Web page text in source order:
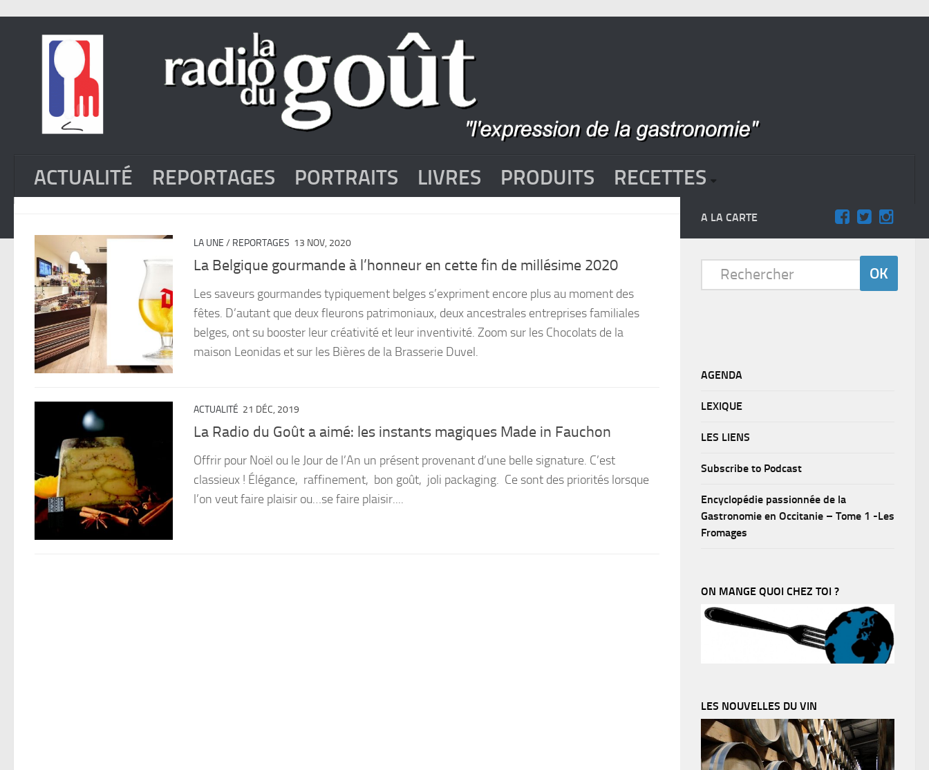
ACTUALITÉ REPORTAGES PORTRAITS LIVRES PRODUITS RECETTES
LA UNE / REPORTAGES 13 NOV, 2020
La Belgique gourmande à l’honneur en cette fin de millésime 2020
Les saveurs gourmandes typiquement belges s’expriment encore plus au moment des
fêtes. D’autant que deux fleurons patrimoniaux, deux ancestrales entreprises familiales
belges, ont su booster leur créativité et leur inventivité. Zoom sur les Chocolats de la
maison Leonidas et sur les Bières de la Brasserie Duvel.
ACTUALITÉ 21 DÉC, 2019
La Radio du Goût a aimé: les instants magiques Made in Fauchon
Offrir pour Noël ou le Jour de l’An un présent provenant d’une belle signature. C’est
classieux ! Élégance, raffinement, bon goût, joli packaging. Ce sont des priorités lorsque
l’on veut faire plaisir ou…se faire plaisir....
A LA CARTE
AGENDA
LEXIQUE
LES LIENS
Subscribe to Podcast
Encyclopédie passionnée de la
Gastronomie en Occitanie – Tome 1 -Les
Fromages
ON MANGE QUOI CHEZ TOI ?
LES NOUVELLES DU VIN